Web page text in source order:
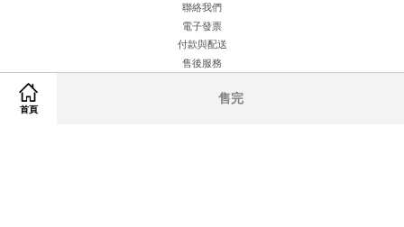
首頁
售完
聯絡我們
電子發票
付款與配送
售後服務